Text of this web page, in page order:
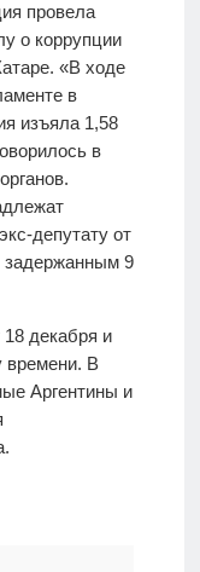
провела
о коррупции
«В ходе
в
изъяла 1,58
в
депутату от
задержанным 9
декабря и
времени. В
Аргентины и